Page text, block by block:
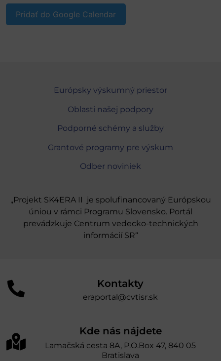
Pridať do Google Calendar
Európsky výskumný priestor
Oblasti našej podpory
Podporné schémy a služby
Grantové programy pre výskum
Odber noviniek
„Projekt SK4ERA II je spolufinancovaný Európskou
úniou v rámci Programu Slovensko. Portál
prevádzkuje Centrum vedecko-technických
informácií SR“
Kontakty
eraportal@cvtisr.sk
Kde nás nájdete
Lamačská cesta 8A, P.O.Box 47, 840 05
Bratislava